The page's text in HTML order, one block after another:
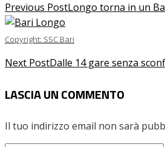
Previous PostLongo torna in un
Copyright: SSC Bari
Next PostDalle 14 gare senza
LASCIA UN COMMENTO
Il tuo indirizzo email non sarà